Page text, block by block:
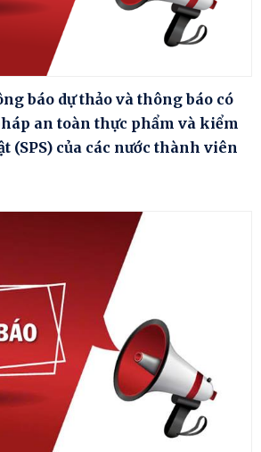
báo dự thảo và thông báo có
an toàn thực phẩm và kiểm
(SPS) của các nước thành viên